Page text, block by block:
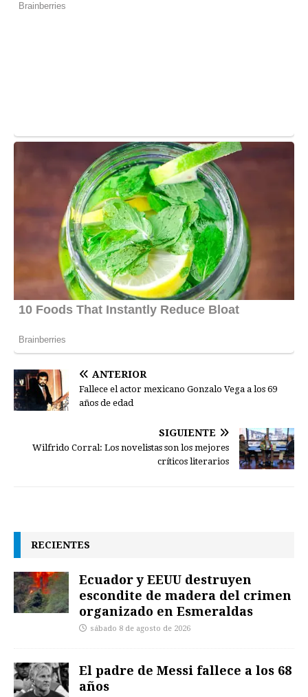
ANTERIOR
Fallece el actor mexicano Gonzalo Vega a los 69
años de edad
SIGUIENTE
Wilfrido Corral: Los novelistas son los mejores
críticos literarios
RECIENTES
Ecuador y EEUU destruyen
escondite de madera del crimen
organizado en Esmeraldas
sábado 8 de agosto de 2026
El padre de Messi fallece a los 68
años